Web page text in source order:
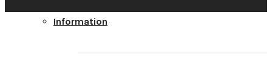
Information